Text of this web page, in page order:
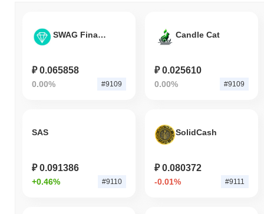
SWAG Finance
₽ 0.065858
0.00% #9109
Candle Cat
₽ 0.025610
0.00% #9109
SAS
₽ 0.091386
+0.46% #9110
SolidCash
₽ 0.080372
-0.01% #9111